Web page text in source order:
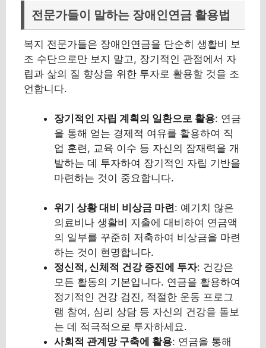
전문가들이 말하는 장애인연금 활용법
복지 전문가들은 장애인연금을 단순히 생활비 보
조 수단으로만 보지 말고, 장기적인 관점에서 자
립과 삶의 질 향상을 위한 투자로 활용할 것을 조
언합니다.
장기적인 자립 계획의 일환으로 활용: 연금
을 통해 얻는 경제적 여유를 활용하여 직
업 훈련, 교육 이수 등 자신의 잠재력을 개
발하는 데 투자하여 장기적인 자립 기반을
마련하는 것이 중요합니다.
위기 상황 대비 비상금 마련: 예기치 않은
의료비나 생활비 지출에 대비하여 연금액
의 일부를 꾸준히 저축하여 비상금을 마련
하는 것이 현명합니다.
정신적, 신체적 건강 증진에 투자: 건강은
모든 활동의 기본입니다. 연금을 활용하여
정기적인 건강 검진, 적절한 운동 프로그
램 참여, 심리 상담 등 자신의 건강을 돌보
는 데 적극적으로 투자하세요.
사회적 관계망 구축에 활용: 연금을 통해